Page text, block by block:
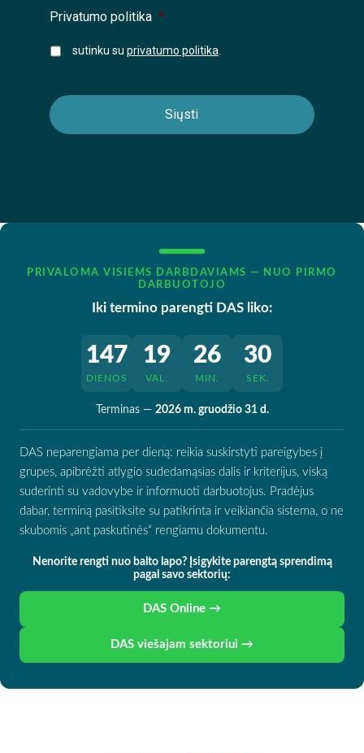
Privatumo politika *
sutinku su privatumo politika
PRIVALOMA VISIEMS DARBDAVIAMS — NUO PIRMO
DARBUOTOJO
Iki termino parengti DAS liko:
147
DIENOS
19
VAL.
26
MIN.
29
SEK.
Terminas — 2026 m. gruodžio 31 d.
DAS neparengiama per dieną: reikia suskirstyti pareigybes į
grupes, apibrėžti atlygio sudedamąsias dalis ir kriterijus, viską
suderinti su vadovybe ir informuoti darbuotojus. Pradėjus
dabar, terminą pasitiksite su patikrinta ir veikiančia sistema, o ne
skubomis „ant paskutinės“ rengiamu dokumentu.
Nenorite rengti nuo balto lapo? Įsigykite parengtą sprendimą
pagal savo sektorių:
DAS Online →
DAS viešajam sektoriui →